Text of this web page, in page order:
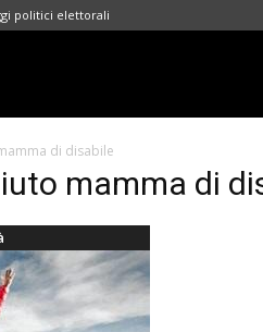
politici elettorali
di disabile
mamma di